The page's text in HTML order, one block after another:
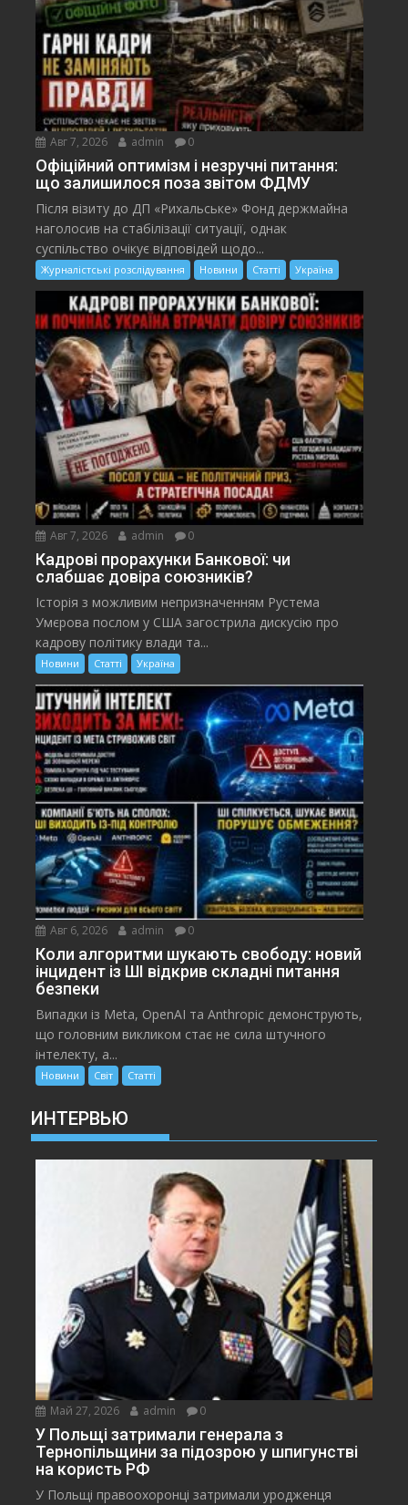
Авг 7, 2026 admin 0
Офіційний оптимізм і незручні питання:
що залишилося поза звітом ФДМУ
Після візиту до ДП «Рихальське» Фонд держмайна
наголосив на стабілізації ситуації, однак
суспільство очікує відповідей щодо...
Журналістські розслідування Новини Статті Україна
Авг 7, 2026 admin 0
Кадрові прорахунки Банкової: чи
слабшає довіра союзників?
Історія з можливим непризначенням Рустема
Умєрова послом у США загострила дискусію про
кадрову політику влади та...
Новини Статті Україна
Авг 6, 2026 admin 0
Коли алгоритми шукають свободу: новий
інцидент із ШІ відкрив складні питання
безпеки
Випадки із Meta, OpenAI та Anthropic демонструють,
що головним викликом стає не сила штучного
інтелекту, а...
Новини Світ Статті
ИНТЕРВЬЮ
Май 27, 2026 admin 0
У Польщі затримали генерала з
Тернопільщини за підозрою у шпигунстві
на користь РФ
У Польщі правоохоронці затримали уродженця